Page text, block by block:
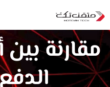
مقارنة بين